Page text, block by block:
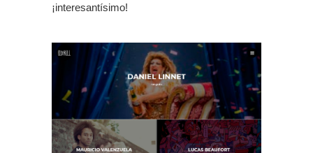
¡interesantísimo!